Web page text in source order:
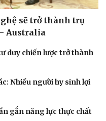
sẽ trở thành trụ
Australia
duy chiến lược trở thành
Nhiều người hy sinh lợi
gắn năng lực thực chất